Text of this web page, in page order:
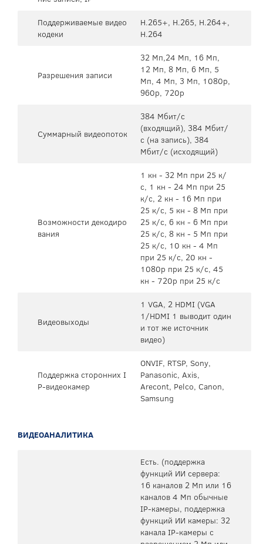
Поддерживаемые видео
кодеки
H.265+, H.265, H.264+,
H.264
Разрешения записи
32 Мп,24 Мп, 16 Мп,
12 Мп, 8 Мп, 6 Мп, 5
Мп, 4 Мп, 3 Мп, 1080p,
960p, 720p
Суммарный видеопоток
384 Мбит/с
(входящий), 384 Мбит/
с (на запись), 384
Мбит/с (исходящий)
Возможности декодиро
вания
1 кн - 32 Мп при 25 к/
с, 1 кн - 24 Мп при 25
к/с, 2 кн - 16 Мп при
25 к/с, 5 кн - 8 Мп при
25 к/с, 6 кн - 6 Мп при
25 к/с, 8 кн - 5 Мп при
25 к/с, 10 кн - 4 Мп
при 25 к/с, 20 кн -
1080p при 25 к/с, 45
кн - 720p при 25 к/с
Видеовыходы
1 VGA, 2 HDMI (VGA
1/HDMI 1 выводит один
и тот же источник
видео)
Поддержка сторонних I
P-видеокамер
ONVIF, RTSP, Sony,
Panasonic, Axis,
Arecont, Pelco, Canon,
Samsung
ВИДЕОАНАЛИТИКА
Есть. (поддержка
функций ИИ сервера:
16 каналов 2 Мп или 16
каналов 4 Мп обычные
IP-камеры, поддержка
функций ИИ камеры: 32
канала IP-камеры с